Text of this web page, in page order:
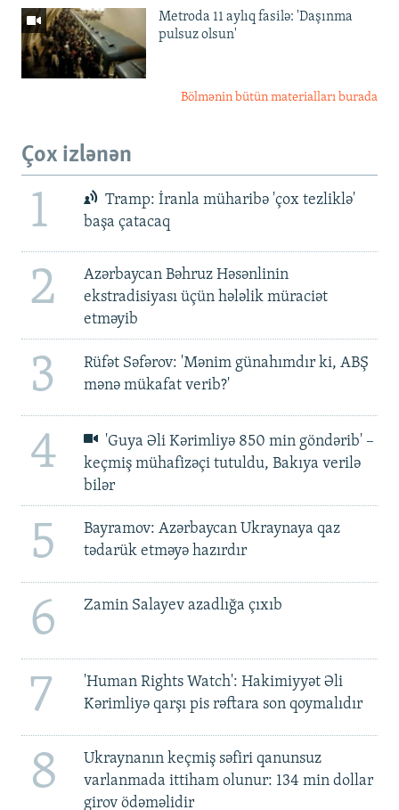
Metroda 11 aylıq fasilə: 'Daşınma
pulsuz olsun'
Bölmənin bütün materialları burada
Çox izlənən
1
Tramp: İranla müharibə 'çox tezliklə'
başa çatacaq
2
Azərbaycan Bəhruz Həsənlinin
ekstradisiyası üçün hələlik müraciət
etməyib
3
Rüfət Səfərov: 'Mənim günahımdır ki, ABŞ
mənə mükafat verib?'
4
'Guya Əli Kərimliyə 850 min göndərib' –
keçmiş mühafizəçi tutuldu, Bakıya verilə
bilər
5
Bayramov: Azərbaycan Ukraynaya qaz
tədarük etməyə hazırdır
6 Zamin Salayev azadlığa çıxıb
7
'Human Rights Watch': Hakimiyyət Əli
Kərimliyə qarşı pis rəftara son qoymalıdır
8
Ukraynanın keçmiş səfiri qanunsuz
varlanmada ittiham olunur: 134 min dollar
girov ödəməlidir